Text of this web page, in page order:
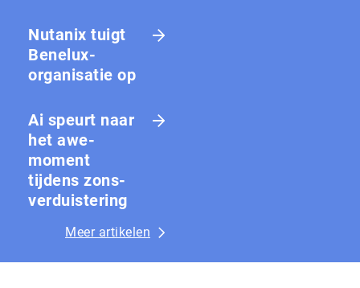
Nutanix tuigt
Benelux-
organisatie op
Ai speurt naar
het awe-
moment
tijdens zons­
ver­duis­te­ring
Meer artikelen